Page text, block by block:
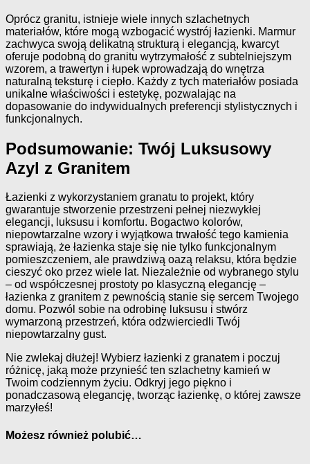
Oprócz granitu, istnieje wiele innych szlachetnych
materiałów, które mogą wzbogacić wystrój łazienki. Marmur
zachwyca swoją delikatną strukturą i elegancją, kwarcyt
oferuje podobną do granitu wytrzymałość z subtelniejszym
wzorem, a trawertyn i łupek wprowadzają do wnętrza
naturalną teksturę i ciepło. Każdy z tych materiałów posiada
unikalne właściwości i estetykę, pozwalając na
dopasowanie do indywidualnych preferencji stylistycznych i
funkcjonalnych.
Podsumowanie: Twój Luksusowy
Azyl z Granitem
Łazienki z wykorzystaniem granatu to projekt, który
gwarantuje stworzenie przestrzeni pełnej niezwykłej
elegancji, luksusu i komfortu. Bogactwo kolorów,
niepowtarzalne wzory i wyjątkowa trwałość tego kamienia
sprawiają, że łazienka staje się nie tylko funkcjonalnym
pomieszczeniem, ale prawdziwą oazą relaksu, która będzie
cieszyć oko przez wiele lat. Niezależnie od wybranego stylu
– od współczesnej prostoty po klasyczną elegancję –
łazienka z granitem z pewnością stanie się sercem Twojego
domu. Pozwól sobie na odrobinę luksusu i stwórz
wymarzoną przestrzeń, która odzwierciedli Twój
niepowtarzalny gust.
Nie zwlekaj dłużej! Wybierz łazienki z granatem i poczuj
różnicę, jaką może przynieść ten szlachetny kamień w
Twoim codziennym życiu. Odkryj jego piękno i
ponadczasową elegancję, tworząc łazienkę, o której zawsze
marzyłeś!
Możesz również polubić…